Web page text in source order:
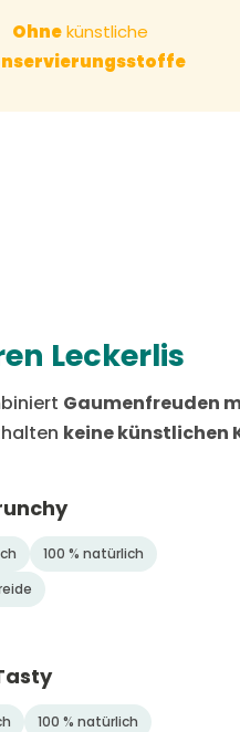
Ohnekünstliche
Leckerlis
Gaumenfreuden
keine künstlichen
100 % natürlich
100 % natürlich